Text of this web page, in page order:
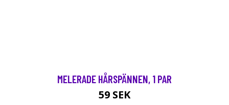
MELERADE HÅRSPÄNNEN, 1 PAR
59 SEK